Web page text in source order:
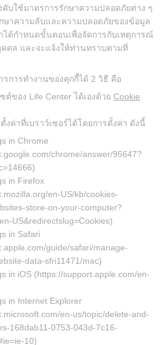
บใช้มาตรการรักษาความปลอดภัยต่าง ๆ
ษาความลับและความปลอดภัยของข้อมูล
ได้กำหนดขั้นตอนเพื่อจัดการกับเหตุการณ์
คล และจะแจ้งให้ท่านทราบตามที่
รการทำงานของคุกกี้ได้ 2 วิธี คือ
ต์ของ Life Center ได้เองด้วย Cookie
งค่าที่เบราว์เซอร์ได้โดยการตั้งค่า ดังนี้
in Chrome
chrome/answer/95647?
)
in Firefox
en-US/kb/cookies-
store-on-your-computer?
US&redirectslug=Cookies)
in Safari
guide/safari/manage-
data-sfri11471/mac)
in iOS (https://support.apple.com/en-
in Internet Explorer
en-us/topic/delete-and-
168dab11-0753-043d-7c16-
10)